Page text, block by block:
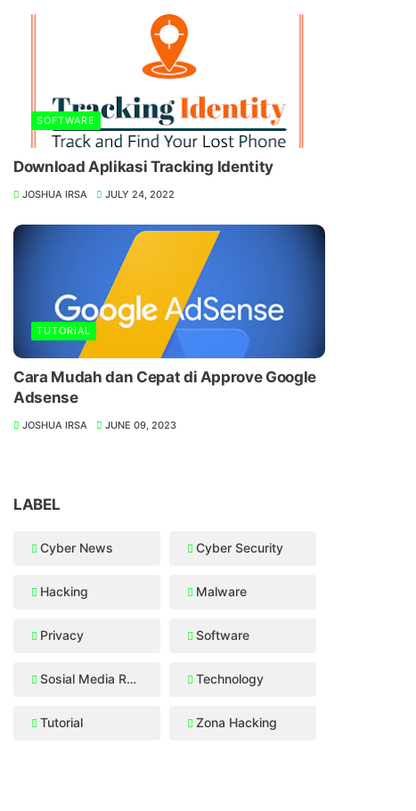
SOFTWARE
Download Aplikasi Tracking Identity
JOSHUA IRSA JULY 24, 2022
TUTORIAL
Cara Mudah dan Cepat di Approve Google
Adsense
JOSHUA IRSA JUNE 09, 2023
LABEL
Cyber News Cyber Security
Hacking Malware
Privacy Software
Sosial Media Recovery Technology
Tutorial Zona Hacking